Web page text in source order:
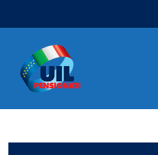
Navigazione principale